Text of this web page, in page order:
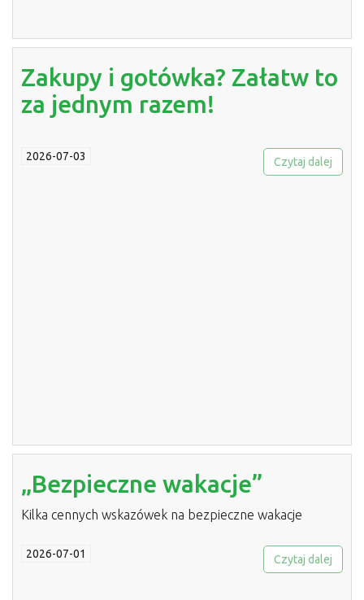
Zakupy i gotówka? Załatw to
za jednym razem!
2026-07-03 Czytaj dalej
„Bezpieczne wakacje”
Kilka cennych wskazówek na bezpieczne wakacje
2026-07-01 Czytaj dalej